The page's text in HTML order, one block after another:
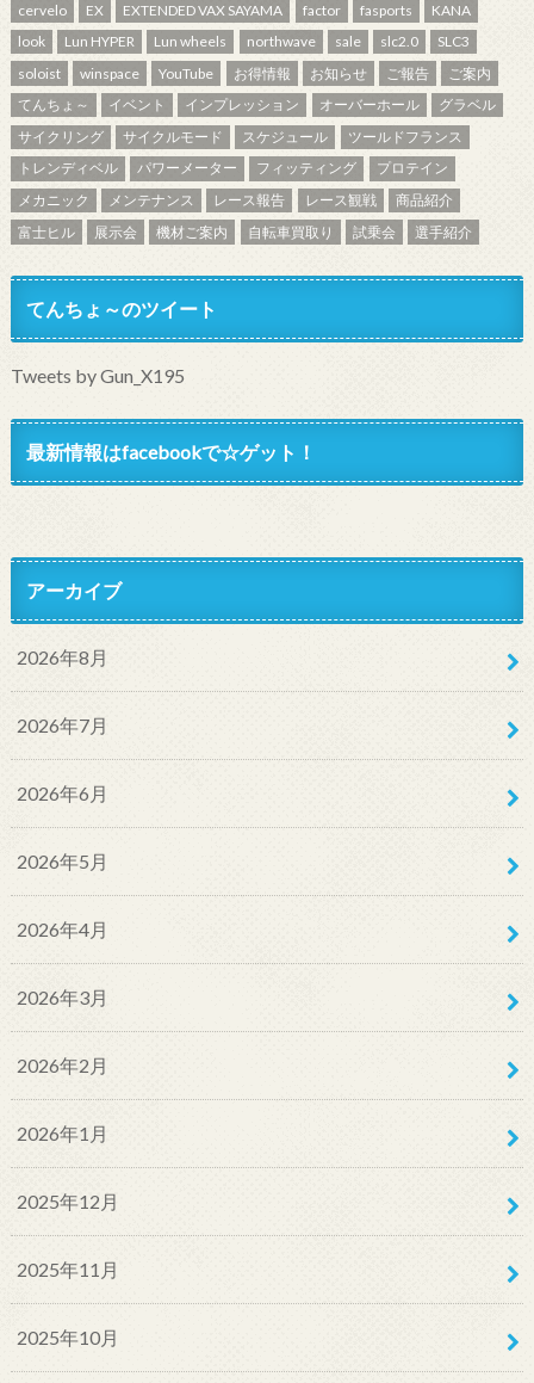
cervelo EX EXTENDED VAX SAYAMA factor fasports
KANA
look
Lun HYPER Lun wheels northwave sale slc2.0
SLC3
soloist
winspace YouTube お得情報 お知らせ ご報告
ご案内
てんちょ～
イベント インプレッション オーバーホール
グラベル
サイクリング
サイクルモード スケジュール
ツールドフランス
トレンディベル
パワーメーター フィッティング
プロテイン
メカニック
メンテナンス レース報告 レース観戦
商品紹介
富士ヒル
展示会 機材ご案内 自転車買取り 試乗会 選手紹介
てんちょ～のツイート
Tweets by Gun_X195
最新情報はfacebookで☆ゲット！
アーカイブ
2026年8月
2026年7月
2026年6月
2026年5月
2026年4月
2026年3月
2026年2月
2026年1月
2025年12月
2025年11月
2025年10月